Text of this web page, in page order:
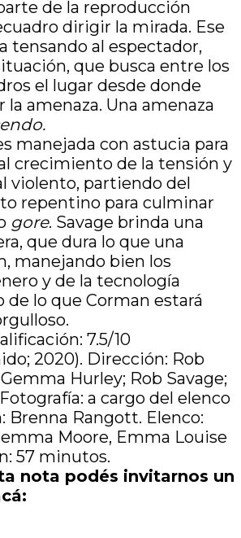
de la reproducción
dirigir la mirada. Ese
tensando al espectador,
que busca entre los
el lugar desde donde
la amenaza. Una amenaza
manejada con astucia para
crecimiento de la tensión y
violento, partiendo del
repentino para culminar
gore. Savage brinda una
que dura lo que una
manejando bien los
y de la tecnología
de lo que Corman estará
7.5/10
2020). Dirección: Rob
Hurley; Rob Savage;
a cargo del elenco
Brenna Rangott. Elenco:
Moore, Emma Louise
57 minutos.
nota podés invitarnos un